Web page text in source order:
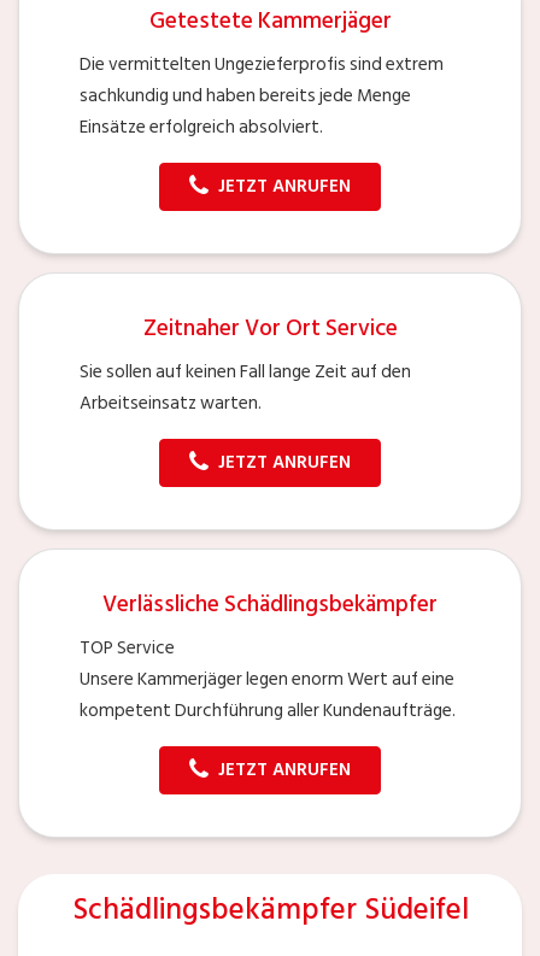
Getestete Kammerjäger
Die vermittelten Ungezieferprofis sind extrem
sachkundig und haben bereits jede Menge
Einsätze erfolgreich absolviert.
JETZT ANRUFEN
Zeitnaher Vor Ort Service
Sie sollen auf keinen Fall lange Zeit auf den
Arbeitseinsatz warten.
JETZT ANRUFEN
Verlässliche Schädlingsbekämpfer
TOP Service
Unsere Kammerjäger legen enorm Wert auf eine
kompetent Durchführung aller Kundenaufträge.
JETZT ANRUFEN
Schädlingsbekämpfer Südeifel